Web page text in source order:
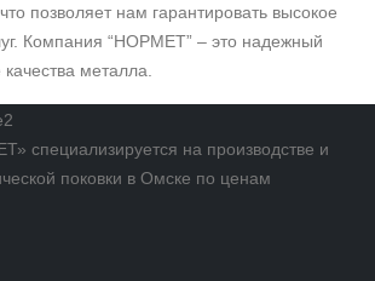
позволяет нам гарантировать высокое
Компания “НОРМЕТ” – это надежный
металла.
специализируется на производстве и
поковки в Омске по ценам